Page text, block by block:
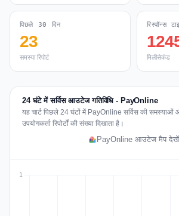
पिछले 30 दिन
23
समस्या रिपोर्ट
रिस्पॉन्स
मिलीसेकंड
24 घंटे में सर्विस आउटेज गतिविधि - PayOnline
यह चार्ट पिछले 24 घंटों में PayOnline सर्विस की
उपयोगकर्ता रिपोर्टों की संख्या दिखाता है।
PayOnline आउटेज मैप देखें